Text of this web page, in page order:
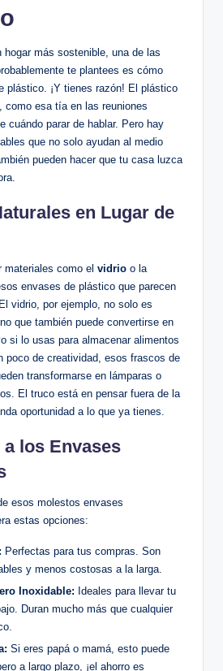
hogar más sostenible, una de las
te plantees es cómo
plástico. ¡Y tienes razón! El plástico
como esa tía en las reuniones
cuándo parar de hablar. Pero hay
que no solo ayudan al medio
pueden hacer que tu casa luzca
en Lugar de
materiales como el vidrio o la
envases de plástico que parecen
vidrio, por ejemplo, no solo es
que también puede convertirse en
si lo usas para almacenar alimentos
poco de creatividad, esos frascos de
transformarse en lámparas o
El truco está en pensar fuera de la
oportunidad a lo que ya tienes.
los Envases
esos molestos envases
estas opciones:
Perfectas para tus compras. Son
y menos costosas a la larga.
Inoxidable: Ideales para llevar tu
Duran mucho más que cualquier
Si eres papá o mamá, esto puede
a largo plazo, ¡el ahorro es